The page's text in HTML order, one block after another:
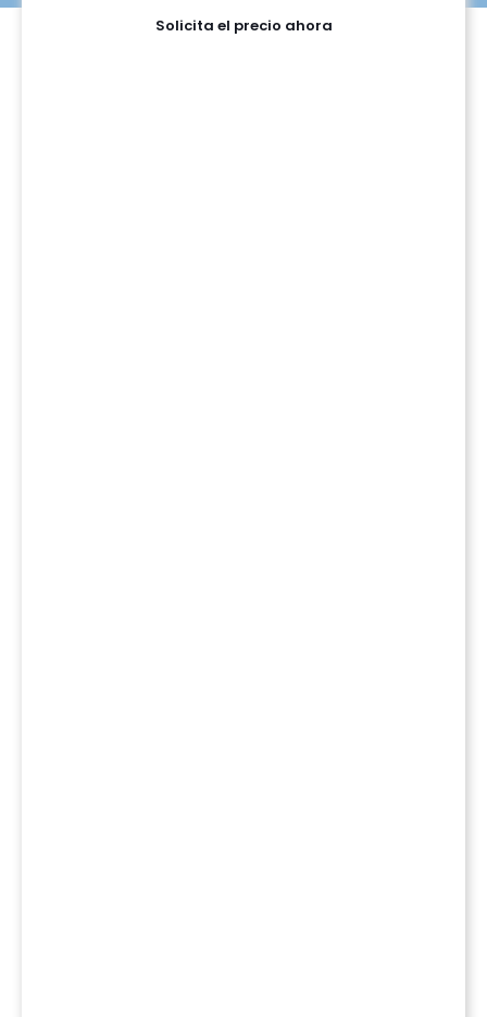
Solicita el precio ahora